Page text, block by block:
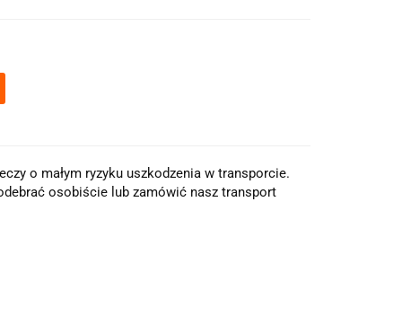
o małym ryzyku uszkodzenia w transporcie.
osobiście lub zamówić nasz transport